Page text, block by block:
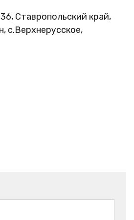
Ставропольский край,
с.Верхнерусское,